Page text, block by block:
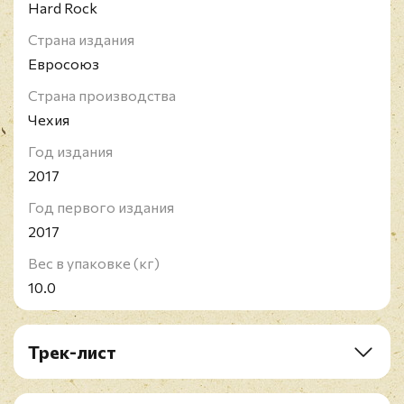
Hard Rock
Страна издания
Евросоюз
Страна производства
Чехия
Год издания
2017
Год первого издания
2017
Вес в упаковке (кг)
10.0
Трек-лист
LP1: Bon Jovi (1984)
LP2: 7800 Fahrenheit (1985)